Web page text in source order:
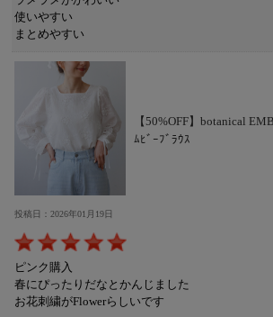
使いやすい
まとめやすい
【50%OFF】botanical
ﾑﾋﾞｰﾌﾞﾗｳｽ
投稿日：2026年01月19日
ピンク購入
春にぴったりだなとかんじました
お花刺繍がFlowerらしいです